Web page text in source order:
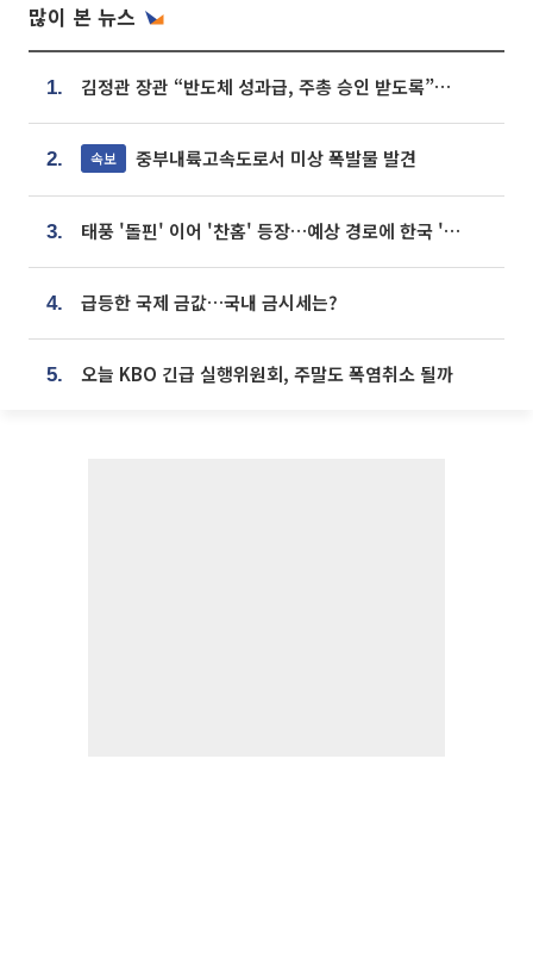
많이 본 뉴스
1. 김정관 장관 “반도체 성과급, 주총 승인 받도록”…상법·자본시장법 개정 시사
2. 속보 중부내륙고속도로서 미상 폭발물 발견
3. 태풍 '돌핀' 이어 '찬홈' 등장…예상 경로에 한국 '한숨'
4. 급등한 국제 금값…국내 금시세는?
5. 오늘 KBO 긴급 실행위원회, 주말도 폭염취소 될까